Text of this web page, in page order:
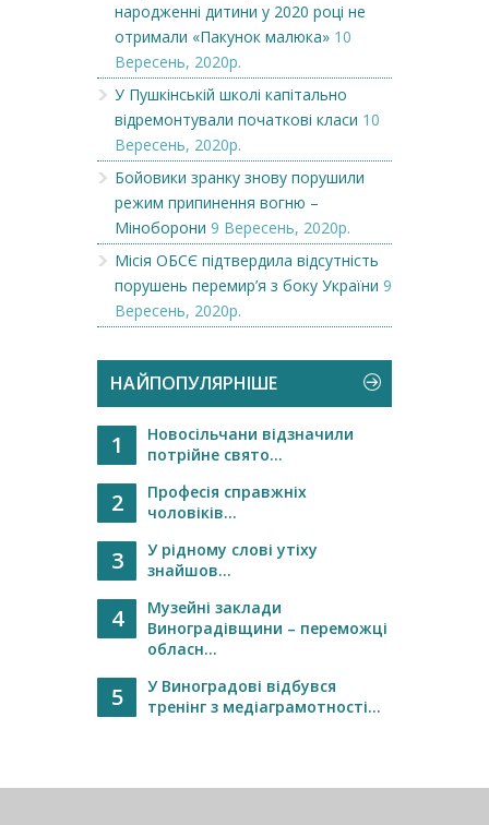
народженні дитини у 2020 році не
отримали «Пакунок малюка» 10
Вересень, 2020р.
У Пушкінській школі капітально
відремонтували початкові класи 10
Вересень, 2020р.
Бойовики зранку знову порушили
режим припинення вогню –
Міноборони 9 Вересень, 2020р.
Місія ОБСЄ підтвердила відсутність
порушень перемир’я з боку України 9
Вересень, 2020р.
НАЙПОПУЛЯРНІШЕ
1
Новосільчани відзначили
потрійне свято...
2
Професія справжніх
чоловіків...
3
У рідному слові утіху
знайшов...
4
Музейні заклади
Виноградівщини – переможці
обласн...
5
У Виноградові відбувся
тренінг з медіаграмотності...